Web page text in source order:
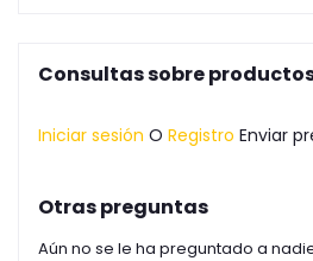
Consultas sobre
Iniciar sesión O Registro Enviar
Otras preguntas
Aún no se le ha preguntado a